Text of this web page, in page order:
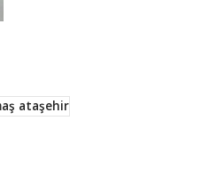
ataşehir